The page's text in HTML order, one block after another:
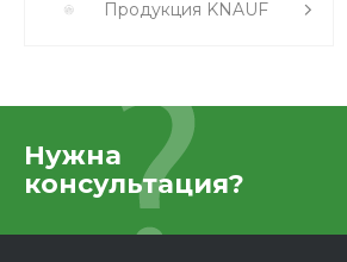
Продукция KNAUF
Нужна
консультация?